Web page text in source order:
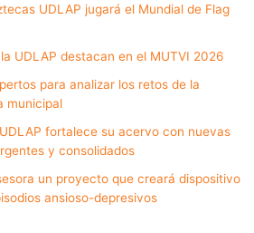
UDLAP jugará el Mundial de Flag
UDLAP destacan en el MUTVI 2026
para analizar los retos de la
municipal
fortalece su acervo con nuevas
y consolidados
un proyecto que creará dispositivo
ansioso-depresivos